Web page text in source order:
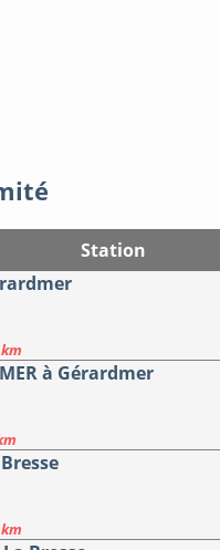
Station
à Gérardmer